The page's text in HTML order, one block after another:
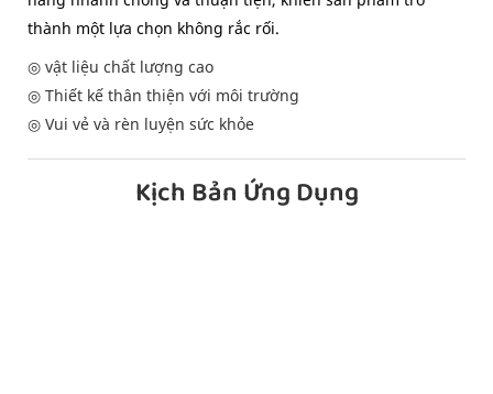
thành một lựa chọn không rắc rối.
◎ vật liệu chất lượng cao
◎ Thiết kế thân thiện với môi trường
◎ Vui vẻ và rèn luyện sức khỏe
Kịch Bản Ứng Dụng